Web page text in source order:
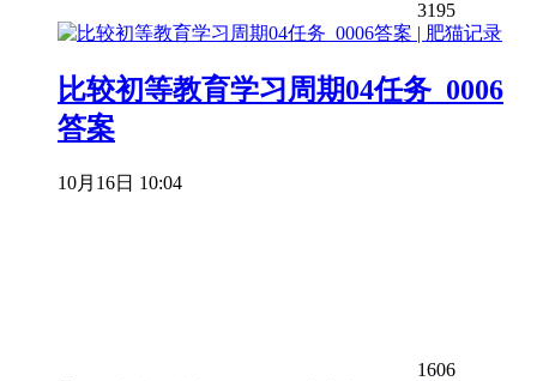
3195
比较初等教育学习周期04任务_0006
答案
10月16日 10:04
1606